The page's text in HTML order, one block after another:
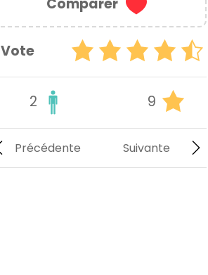
Vote
2 9
Suivante
Précédente